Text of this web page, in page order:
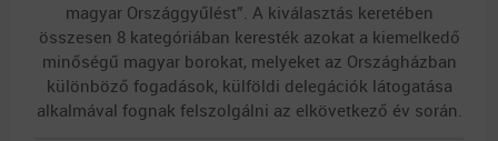
magyar Országgyűlést”. A kiválasztás keretében
összesen 8 kategóriában keresték azokat a kiemelkedő
minőségű magyar borokat, melyeket az Országházban
különböző fogadások, külföldi delegációk látogatása
alkalmával fognak felszolgálni az elkövetkező év során.